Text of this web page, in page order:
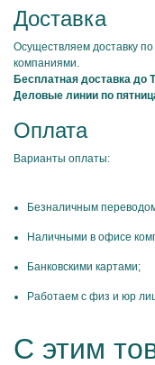
Доставка
Осуществляем доставку
компаниями.
Бесплатная доставка
Деловые линии по
Оплата
Варианты оплаты:
Безналичным
Наличными в офисе
Банковскими картами;
Работаем с физ и юр
С этим